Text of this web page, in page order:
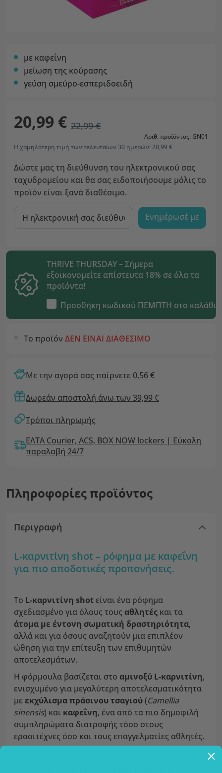
με καφεΐνη
μείωση της κούρασης
γεύση σμεύρο-εσπεριδοειδή
20,99 € 22,99 €
Αριθ. προϊόντος: GN01
Η χαμηλότερη τιμή των τελευταίων 30 ημερών: 20,99 €
Δώστε μας τη διεύθυνση του ηλεκτρονικού σας
ταχυδρομείου και θα σας ειδοποιήσουμε μόλις το
προϊόν είναι ξανά διαθέσιμο.
Ενημέρωσέ με
THRIVE THURSDAY – Σήμερα
εξοικονομείτε απίστευτα 18% σε όλα τα
προϊόντα!
Προσθήκη κωδικού ΠΕΜΠΤΗ στο καλάθι
Το προϊόν ΔΕΝ ΕΙΝΑΙ ΔΙΑΘΕΣΙΜΟ
Με την αγορά σας παίρνετε 0,56 €
Δωρεάν αποστολή άνω των 39,99 €
Τρόποι πληρωμής
ΕΛΤΑ Courier, ACS, BOX NOW lockers | Εύκολη
παραλαβή 24/7
Πληροφορίες προϊόντος
Περιγραφή
L-καρνιτίνη shot – ρόφημα με καφεΐνη
για πιο αποδοτικές προπονήσεις.
Το L-καρνιτίνη shot είναι ένα ρόφημα
σχεδιασμένο για όλους τους αθλητές και τα
άτομα με έντονη σωματική δραστηριότητα,
αλλά και για όσους αναζητούν μια επιπλέον
ώθηση για την επίτευξη των επιθυμητών
αποτελεσμάτων.
Η φόρμουλα βασίζεται στο αμινοξύ L-καρνιτίνη,
ενισχυμένο για μεγαλύτερη αποτελεσματικότητα
μεεκχύλισμα πράσινου τσαγιού(Camellia
sinensis) και καφεΐνη, ένα από τα πιο δημοφιλή
συμπληρώματα διατροφής τόσο στους
ερασιτέχνες όσο και τους επαγγελματίες αθλητές.